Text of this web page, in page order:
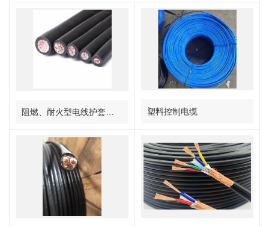
塑料控制电缆